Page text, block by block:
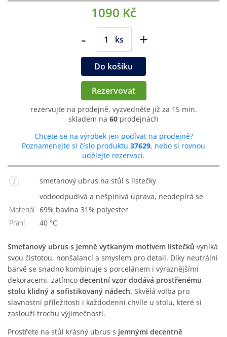
1090 Kč
- ks +
Do košíku
Rezervovat
rezervujte na prodejně, vyzvedněte již za 15 min.
skladem na 60 prodejnách
Chcete se na výrobek jen podívat na prodejně?
Poznamenejte si číslo produktu 37629, nebo si rovnou
udělejte rezervaci.
smetanový ubrus na stůl s lístečky
vodoodpudivá a nešpinivá úprava, neodepírá se
Materiál
69% bavlna 31% polyester
Praní
40 °C
Smetanový ubrus s jemně vytkaným motivem lístečků vyniká
svou čistotou, nonšalancí a smyslem pro detail. Díky neutrální
barvě se snadno kombinuje s porcelánem i výraznějšími
dekoracemi, zatímco decentní vzor dodává prostřenému
stolu klidný a sofistikovaný nádech. Skvělá volba pro
slavnostní příležitosti i každodenní chvíle u stolu, které si
zaslouží trochu výjimečnosti.
Prostřete na stůl krásný ubrus s jemnými decentně